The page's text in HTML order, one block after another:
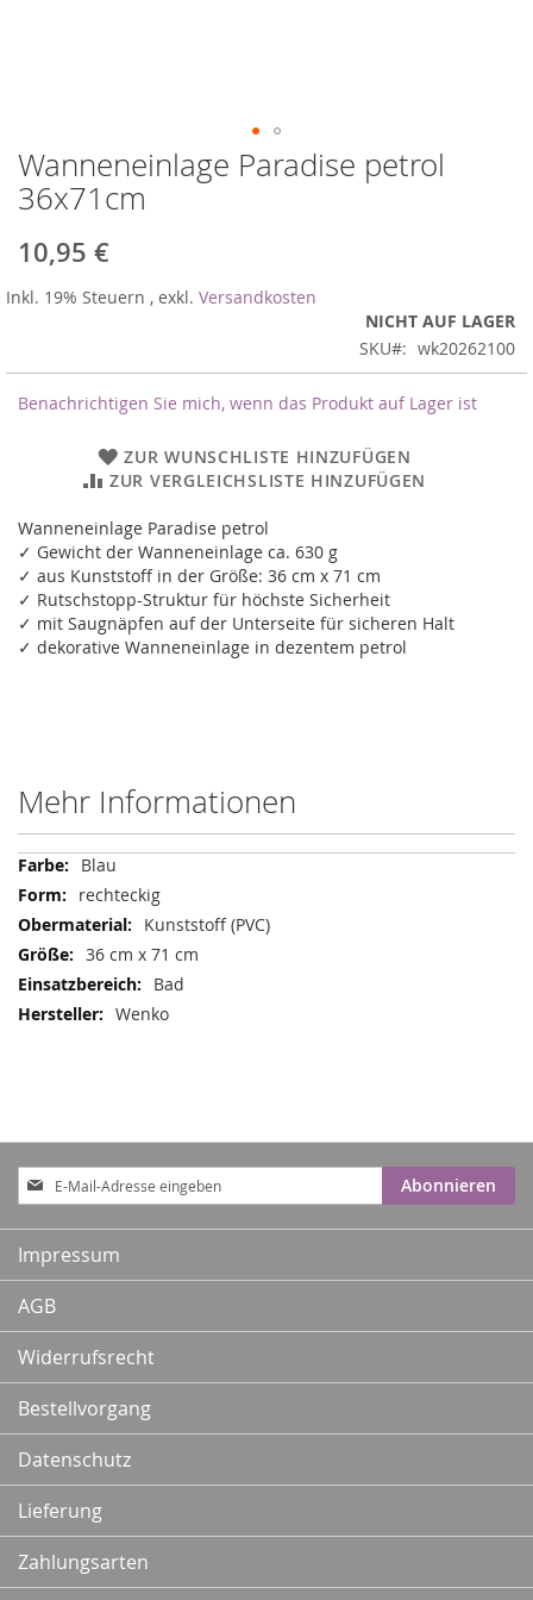
Wanneneinlage Paradise petrol
36x71cm
10,95 €
Inkl. 19% Steuern , exkl. Versandkosten
NICHT AUF LAGER
SKU
wk20262100
Benachrichtigen Sie mich, wenn das Produkt auf Lager ist
ZUR WUNSCHLISTE HINZUFÜGEN
ZUR VERGLEICHSLISTE HINZUFÜGEN
Wanneneinlage Paradise petrol
✓ Gewicht der Wanneneinlage ca. 630 g
✓ aus Kunststoff in der Größe: 36 cm x 71 cm
✓ Rutschstopp-Struktur für höchste Sicherheit
✓ mit Saugnäpfen auf der Unterseite für sicheren Halt
✓ dekorative Wanneneinlage in dezentem petrol
Zum
Anfang
der
springen
Mehr Informationen
Mehr
Informationen
Blau
rechteckig
Kunststoff (PVC)
36 cm x 71 cm
Bad
Wenko
Anmeldung
zum
Newsletter:
Abonnieren
Impressum
AGB
Widerrufsrecht
Bestellvorgang
Datenschutz
Lieferung
Zahlungsarten